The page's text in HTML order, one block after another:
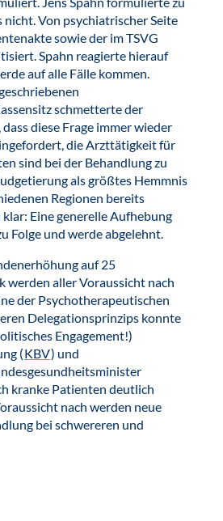
Von psychiatrischer Seite
sowie der im TSVG
Spahn reagierte hierauf
auf alle Fälle kommen.
schmetterte der
diese Frage immer wieder
die Arzttätigkeit für
sind bei der Behandlung zu
als größtes Hemmnis
Regionen bereits
Eine generelle Aufhebung
Folge und werde abgelehnt.
auf 25
werden aller Voraussicht nach
der Psychotherapeutischen
Delegationsprinzips konnte
Engagement!)
(KBV) und
kranke Patienten deutlich
nach werden neue
bei schwereren und